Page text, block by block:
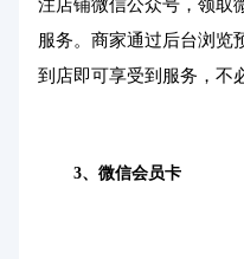
注店铺微信公众号，领取
服务。商家通过后台浏览
到店即可享受到服务，不
3、 微信会员卡